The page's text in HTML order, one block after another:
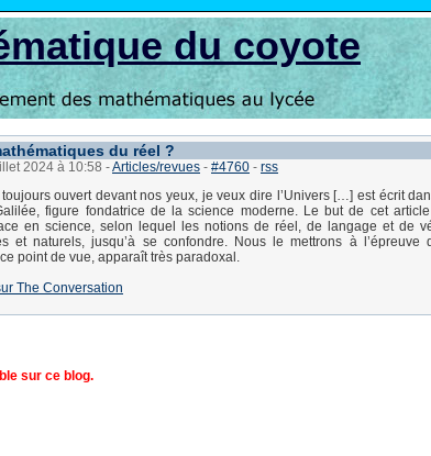
du coyote
du réel ?
2024 à 10:58 -Articles/revues - #4760 - rss
ouvert devant nos yeux, je veux dire l’Univers […] est écrit
figure fondatrice de la science moderne. Le but de cet
en science, selon lequel les notions de réel, de langage et de
et naturels, jusqu’à se confondre. Nous le mettrons à l’épreuve
point de vue, apparaît très paradoxal.
The Conversation
sur ce blog.